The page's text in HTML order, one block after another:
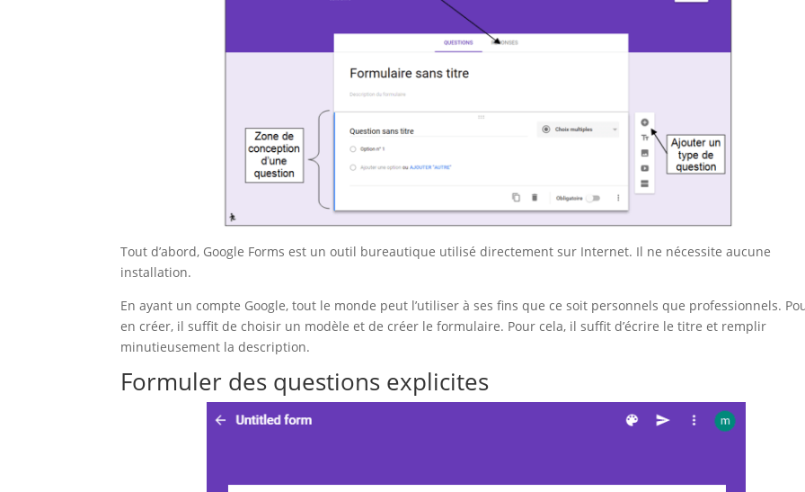
Tout d’abord, Google Forms est un outil bureautique utilisé directement sur Internet. Il ne nécessite aucune
installation.
En ayant un compte Google, tout le monde peut l’utiliser à ses fins que ce soit personnels que professionnels.
en créer, il suffit de choisir un modèle et de créer le formulaire. Pour cela, il suffit d’écrire le titre et remplir
minutieusement la description.
Formuler des questions explicites